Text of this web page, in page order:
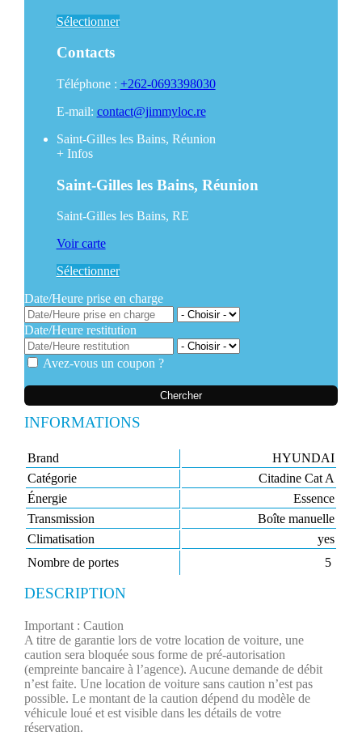
Sélectionner
Contacts
Téléphone : +262-0693398030
E-mail: contact@jimmyloc.re
Saint-Gilles les Bains, Réunion
+Infos
Saint-Gilles les Bains, Réunion
Saint-Gilles les Bains, RE
Voir carte
Sélectionner
Date/Heure prise en charge
Date/Heure restitution
Avez-vous un coupon ?
Chercher
INFORMATIONS
Brand
HYUNDAI
Catégorie
Citadine Cat A
Énergie
Essence
Transmission
Boîte manuelle
Climatisation
yes
Nombre de portes
5
DESCRIPTION
Important : Caution
A titre de garantie lors de votre location de voiture, une
caution sera bloquée sous forme de pré-autorisation
(empreinte bancaire à l’agence). Aucune demande de débit
n’est faite.​ Une location de voiture sans caution n’est pas
possible. Le montant de la caution dépend du modèle de
véhicule loué et est visible dans les détails de votre
réservation.